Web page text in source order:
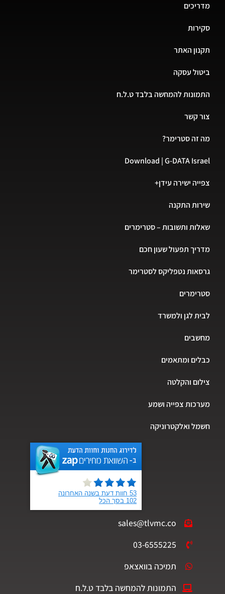
מדריכים
סקירות
תקנון האתר
ביטול עסקה
התמונות להמחשה בלבד ט.ל.ח
צור קשר
מה זה סטרימר?
Download | G-DATA Israel
צפייה ישירה עידן+
שירות התקנה
שאלות ותשובות – סטרימרים
מדריך תפעול שעון חכם
גרסאות נטפליקס לסטרימר
סטרימרים
לבית לגן ולמשרד
מחשבים
כבלים ומתאמים
צילום והקלטה
מערכות צפייה ושמע
חשמל ואלקטרוניקה
sales@tlvmc.co
03-6555225
תמיכה בוואצאפ
התמונות להמחשה בלבד ט.ל.ח